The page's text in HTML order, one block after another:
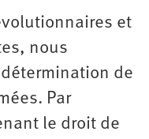
et
nous
de
Par
le droit de